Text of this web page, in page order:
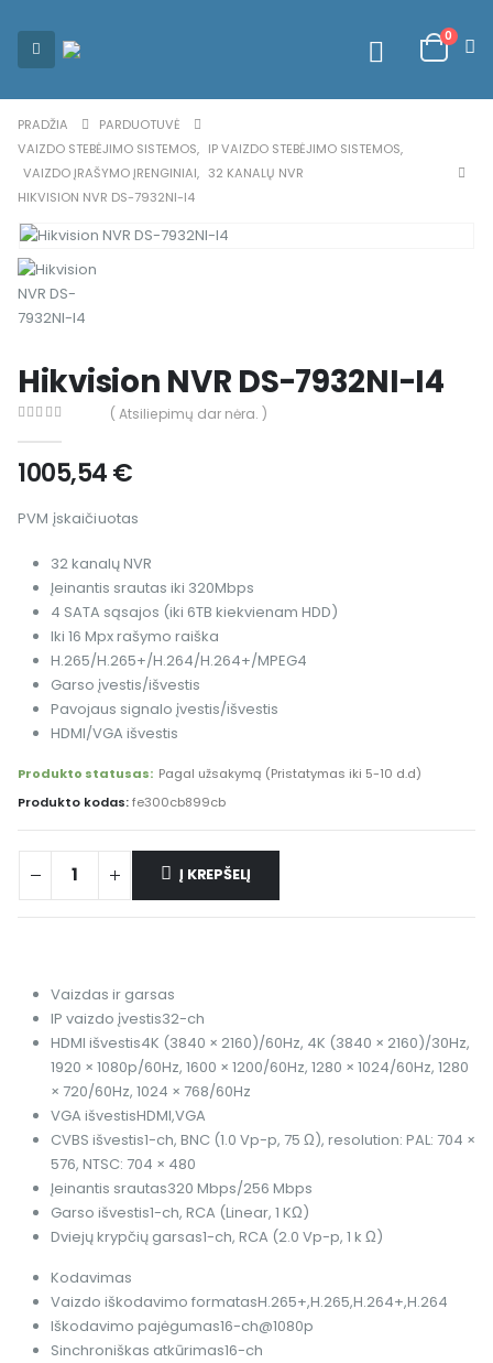
0
PRADŽIA
PARDUOTUVĖ
VAIZDO STEBĖJIMO SISTEMOS, IP VAIZDO STEBĖJIMO SISTEMOS,
VAIZDO ĮRAŠYMO ĮRENGINIAI, 32 KANALŲ NVR
HIKVISION NVR DS-7932NI-I4
Hikvision NVR DS-7932NI-I4
( Atsiliepimų dar nėra. )
1005,54€
PVM įskaičiuotas
32 kanalų NVR
Įeinantis srautas iki 320Mbps
4 SATA sąsajos (iki 6TB kiekvienam HDD)
Iki 16 Mpx rašymo raiška
H.265/H.265+/H.264/H.264+/MPEG4
Garso įvestis/išvestis
Pavojaus signalo įvestis/išvestis
HDMI/VGA išvestis
Produkto statusas: Pagal užsakymą (Pristatymas iki 5-10 d.d)
Produkto kodas:fe300cb899cb
Į KREPŠELĮ
Vaizdas ir garsas
IP vaizdo įvestis32-ch
HDMI išvestis4K (3840 × 2160)/60Hz, 4K (3840 × 2160)/30Hz,
1920 × 1080p/60Hz, 1600 × 1200/60Hz, 1280 × 1024/60Hz, 1280
× 720/60Hz, 1024 × 768/60Hz
VGA išvestisHDMI,VGA
CVBS išvestis1-ch, BNC (1.0 Vp-p, 75 Ω), resolution: PAL: 704 ×
576, NTSC: 704 × 480
Įeinantis srautas320 Mbps/256 Mbps
Garso išvestis1-ch, RCA (Linear, 1 KΩ)
Dviejų krypčių garsas1-ch, RCA (2.0 Vp-p, 1 k Ω)
Kodavimas
Vaizdo iškodavimo formatasH.265+,H.265,H.264+,H.264
Iškodavimo pajėgumas16-ch@1080p
Sinchroniškas atkūrimas16-ch